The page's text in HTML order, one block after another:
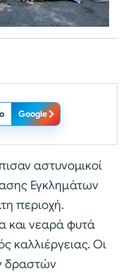
Google
αστυνομικοί
Εγκλημάτων
περιοχή.
και νεαρά φυτά
καλλιέργειας. Οι
δραστών